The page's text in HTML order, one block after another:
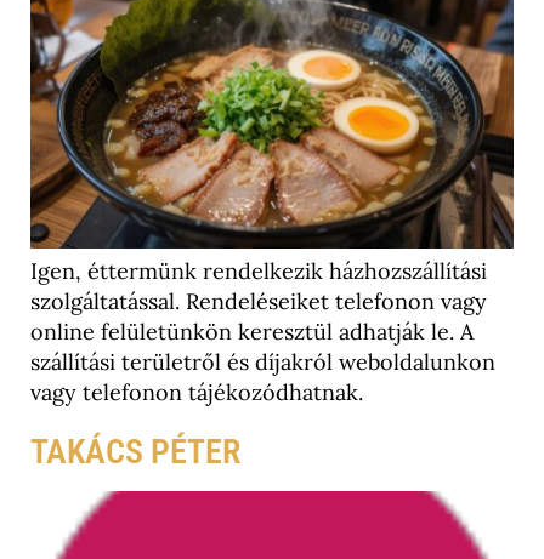
Igen, éttermünk rendelkezik házhozszállítási
szolgáltatással. Rendeléseiket telefonon vagy
online felületünkön keresztül adhatják le. A
szállítási területről és díjakról weboldalunkon
vagy telefonon tájékozódhatnak.
TAKÁCS PÉTER